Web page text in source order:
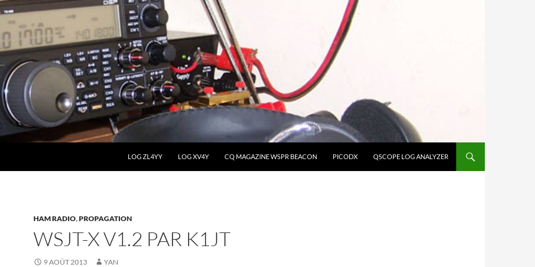
LOG ZL4YY LOG XV4Y CQ MAGAZINE WSPR BEACON PICODX QSCOPE LOG ANALYZER
HAM RADIO,PROPAGATION
WSJT-X V1.2 PAR K1JT
9 AOÛT 2013 YAN